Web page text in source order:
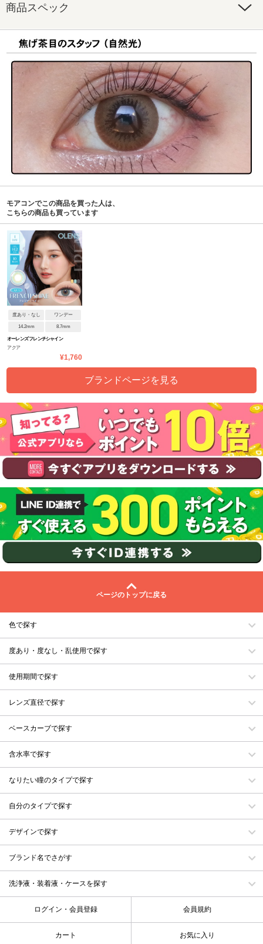
商品スペック
モアコンでこの商品を買った人は、
こちらの商品も買っています
度あり・なし ワンデー
14.2mm 8.7mm
オーレンズ フレンチシャイン
アクア
¥1,760
ブランドページを見る
ページのトップに戻る
色で探す
度あり・度なし・乱使用で探す
使用期間で探す
レンズ直径で探す
ベースカーブで探す
含水率で探す
なりたい瞳のタイプで探す
自分のタイプで探す
デザインで探す
ブランド名でさがす
洗浄液・装着液・ケースを探す
ログイン・会員登録 会員規約
カート お気に入り